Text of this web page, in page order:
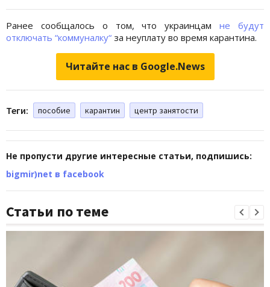
Ранее сообщалось о том, что украинцамне будут
отключать “коммуналку“ за неуплату во время карантина.
Читайте нас в Google.News
Теги: пособие карантин центр занятости
Не пропусти другие интересные статьи, подпишись:
bigmir)net в facebook
Статьи по теме